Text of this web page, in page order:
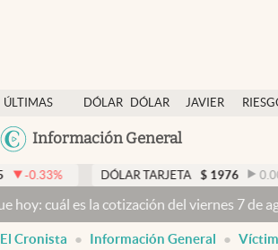
ÚLTIMAS
NOTICIAS
DÓLAR
DÓLAR
JAVIER
Información General
Dólar
Members
Economía y Política
Finanzas y Mercados
Mercados Online
DÓLAR TARJETA $ 1976 0.00%
la cotización del viernes 7 de agosto
El Cronista Información General